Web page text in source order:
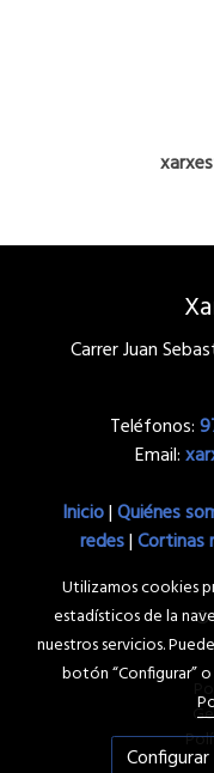
Carrer Juan
Teléfonos:
Email:
Inicio|Quiénes
redes|Cortinas
©
Utilizamos cookies
estadísticos de la
nuestros servicios.
botón “Configurar”
Configurar